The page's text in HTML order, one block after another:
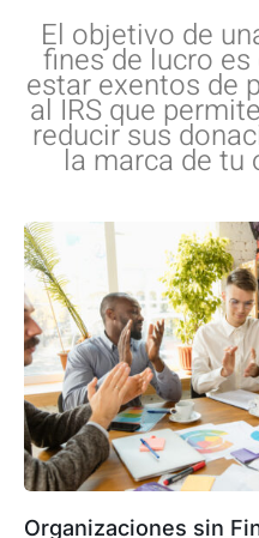
El objetivo de
fines de lucro
estar exentos de
al IRS que
reducir sus
la marca de tu
Organizaciones sin